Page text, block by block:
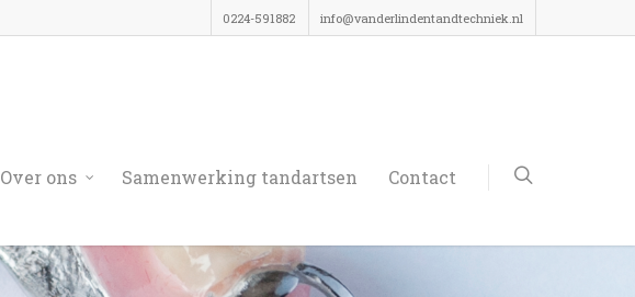
0224-591882 info@vanderlindentandtechniek.nl
Over ons Samenwerking tandartsen Contact